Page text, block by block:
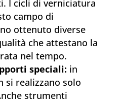
I cicli di verniciatura
campo di
ottenuto diverse
che attestano la
nel tempo.
speciali: in
si realizzano solo
strumenti